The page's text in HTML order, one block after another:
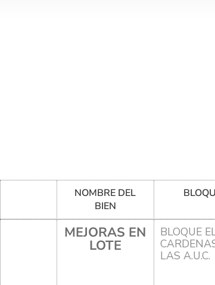
NOMBRE DEL
BIEN
MEJORAS EN
LOTE
BLOQUE
LAS A.U.C.